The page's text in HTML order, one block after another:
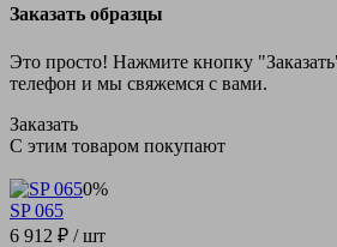
Заказать образцы
Это просто! Нажмите кнопку
телефон и мы свяжемся с вами.
Заказать
С этим товаром покупают
0%
SP 065
6 912 ₽ / шт